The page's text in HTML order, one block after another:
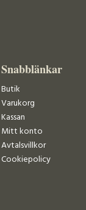
Snabblänkar
Butik
Varukorg
Kassan
Mitt konto
Avtalsvillkor
Cookiepolicy